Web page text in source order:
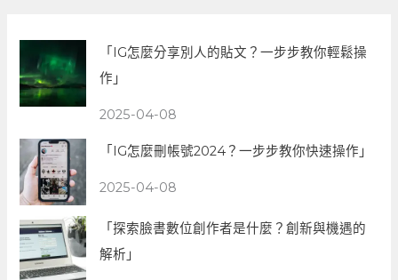
「IG怎麼分享別人的貼文？一步步教你輕鬆操
作」
2025-04-08
「IG怎麼刪帳號2024？一步步教你快速操作」
2025-04-08
「探索臉書數位創作者是什麼？創新與機遇的
解析」